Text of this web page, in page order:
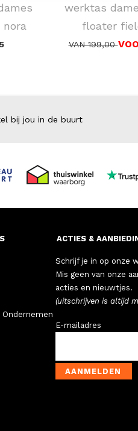
nora
werktas
floater
VAN 199,00
bij jou in de buurt
Ondernemen
ACTIES &
Schrijf je in op onze
Mis geen van onze
acties en nieuwtjes.
(uitschrijven is altijd
E-mailadres
AANMELDEN